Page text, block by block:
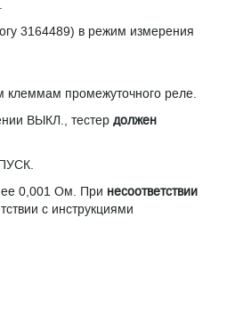
3164489) в режим измерения
клеммам промежуточного реле.
ВЫКЛ., тестер должен
0,001 Ом. При несоответствии
с инструкциями